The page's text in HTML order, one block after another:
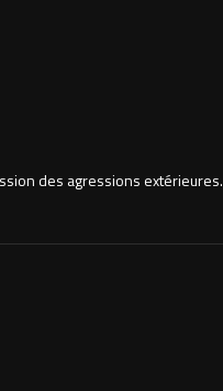
des agressions extérieures.